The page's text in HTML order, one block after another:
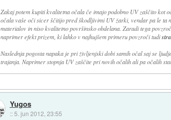
Zakaj potem kupiti kvalitetna očala če imajo podobno UV zaščito kot
očala vaše oči sicer ščitijo pred škodljivimi UV žarki, vendar pa le ta
materialov in niso kvalitetno površinsko obdelana. Zaradi tega
naprimer efekt prizem, ki lahko v najhujšem primeru povzroči tudi
Naslednja pogosta napaka je pri življenjski dobi samih očal saj se
trajanja. Naprimer stopnja UV zaščite pri novih očalih ali pa očalih
Yugos
:: 5. jun 2012, 23:55